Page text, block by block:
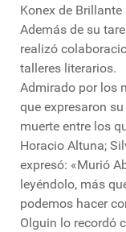
Konex de
Además de su
realizó
talleres literarios.
Admirado por los
que expresaron
muerte entre los
Horacio Altuna;
expresó: «Murió
leyéndolo, más
podemos hacer
Olguin lo recordó